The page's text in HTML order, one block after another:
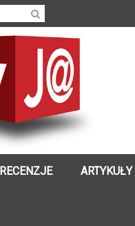
RECENZJE ARTYKUŁY